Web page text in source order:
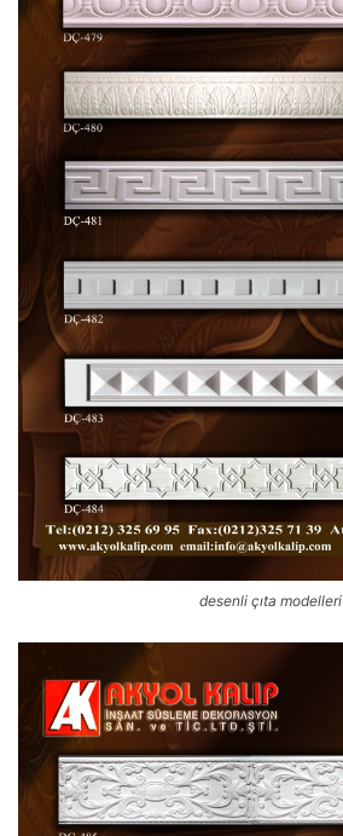
desenli çıta modelleri